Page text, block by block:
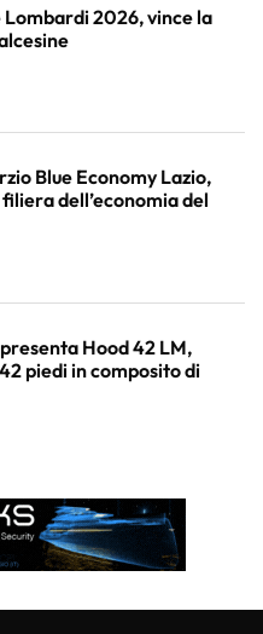
2026, vince la
Blue Economy Lazio,
dell’economia del
Hood 42 LM,
piedi in composito di